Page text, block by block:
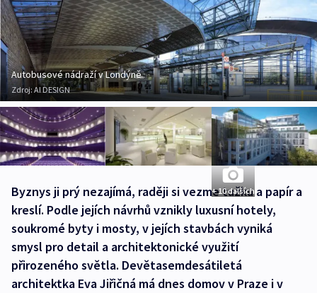
Autobusové nádraží v Londýně
Zdroj: AI DESIGN
+ 10 dalších
Byznys ji prý nezajímá, raději si vezme tužku a papír a
kreslí. Podle jejích návrhů vznikly luxusní hotely,
soukromé byty i mosty, v jejích stavbách vyniká
smysl pro detail a architektonické využití
přirozeného světla. Devětasemdesátiletá
architektka Eva Jiřičná má dnes domov v Praze i v